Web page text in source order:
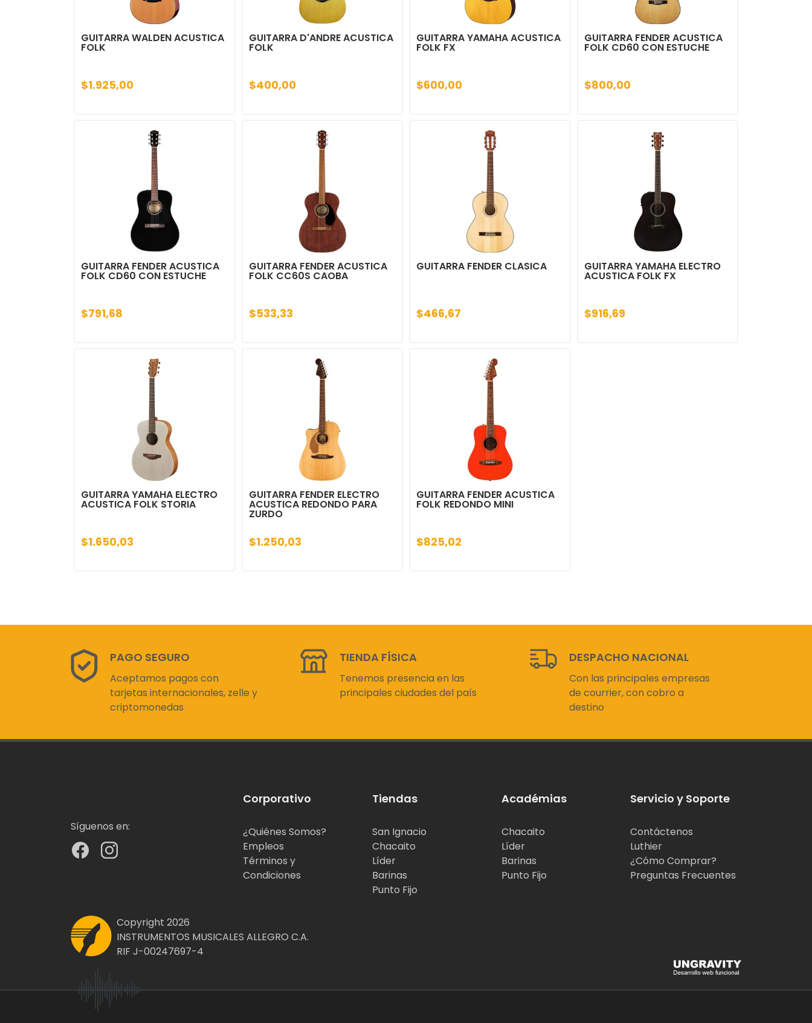
GUITARRA WALDEN ACUSTICA
FOLK
$1.925,00
GUITARRA D'ANDRE ACUSTICA
FOLK
$400,00
GUITARRA YAMAHA ACUSTICA
FOLK FX
$600,00
GUITARRA FENDER ACUSTICA
FOLK CD60 CON ESTUCHE
$800,00
GUITARRA FENDER ACUSTICA
FOLK CD60 CON ESTUCHE
$791,68
GUITARRA FENDER ACUSTICA
FOLK CC60S CAOBA
$533,33
GUITARRA FENDER CLASICA
$466,67
GUITARRA YAMAHA ELECTRO
ACUSTICA FOLK FX
$916,69
GUITARRA YAMAHA ELECTRO
ACUSTICA FOLK STORIA
$1.650,03
GUITARRA FENDER ELECTRO
ACUSTICA REDONDO PARA
ZURDO
$1.250,03
GUITARRA FENDER ACUSTICA
FOLK REDONDO MINI
$825,02
PAGO SEGURO
Aceptamos pagos con
tarjetas internacionales, zelle y
criptomonedas
TIENDA FÍSICA
Tenemos presencia en las
principales ciudades del país
DESPACHO NACIONAL
Con las principales empresas
de courrier, con cobro a
destino
Síguenos en:
Corporativo
¿Quiénes Somos?
Empleos
Términos y
Condiciones
Tiendas
San Ignacio
Chacaito
Líder
Barinas
Punto Fijo
Académias
Chacaito
Líder
Barinas
Punto Fijo
Servicio y Soporte
Contáctenos
Luthier
¿Cómo Comprar?
Preguntas Frecuentes
Copyright 2026
INSTRUMENTOS MUSICALES ALLEGRO C.A.
RIF J-00247697-4